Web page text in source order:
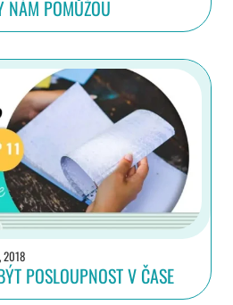
NÁM POMŮŽOU
2018
POSLOUPNOST V ČASE